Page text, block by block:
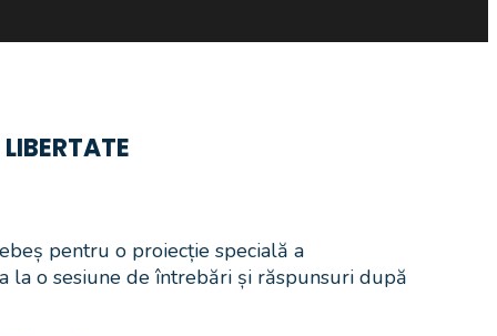
pentru o proiecție specială a
la o sesiune de întrebări și răspunsuri după